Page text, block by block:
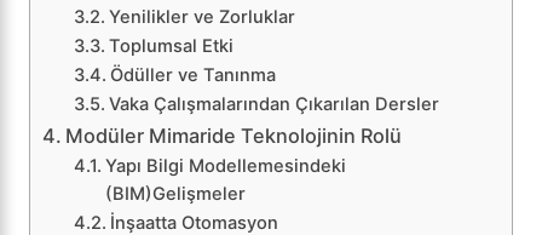
Yenilikler ve Zorluklar
Toplumsal Etki
Ödüller ve Tanınma
Vaka Çalışmalarından Çıkarılan Dersler
Modüler Mimaride Teknolojinin Rolü
Yapı Bilgi Modellemesindeki
(BIM)Gelişmeler
İnşaatta Otomasyon